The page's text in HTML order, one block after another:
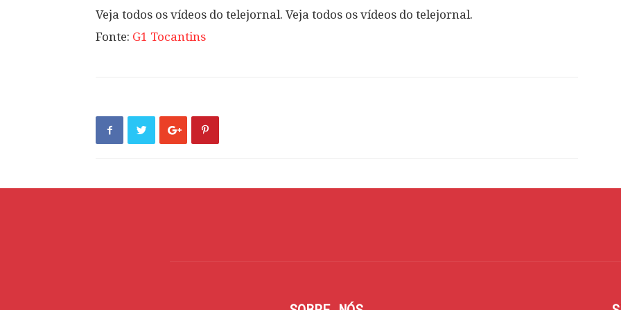
Veja todos os vídeos do telejornal. Veja todos os vídeos do telejornal.
Fonte: G1 Tocantins